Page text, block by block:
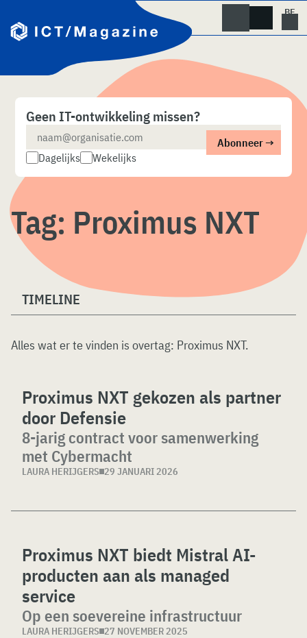
naar
content
Geen IT-ontwikkeling missen?
Dagelijks Wekelijks
Tag: Proximus NXT
TIMELINE
Alles wat er te vinden is overtag: Proximus NXT.
Proximus NXT gekozen als partner
door Defensie
8-jarig contract voor samenwerking
met Cybermacht
LAURA HERIJGERS 29 JANUARI 2026
Proximus NXT biedt Mistral AI-
producten aan als managed
service
Op een soevereine infrastructuur
LAURA HERIJGERS 27 NOVEMBER 2025